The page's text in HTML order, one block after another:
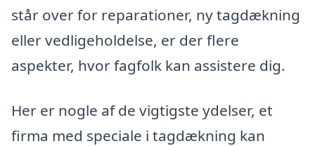
står over for reparationer, ny tagdækning
eller vedligeholdelse, er der flere
aspekter, hvor fagfolk kan assistere dig.
Her er nogle af de vigtigste ydelser, et
firma med speciale i tagdækning kan